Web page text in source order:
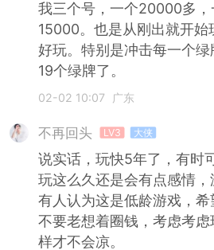
我三个号，一个20000多
15000。也是从刚出就开始
好玩。特别是冲击每一个
19个绿牌了。
02-02 10:07 广东
不再回头 LV3 大侠
说实话，玩快5年了，有时
玩这么久还是会有点感情
有人认为这是低龄游戏，希
不要老想着圈钱，考虑考
样才不会凉。